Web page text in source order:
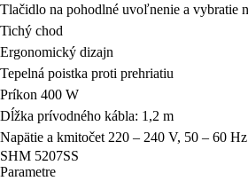
Tlačidlo na pohodlné uvoľnenie a vybratie
Tichý chod
Ergonomický dizajn
Tepelná poistka proti prehriatiu
Príkon 400 W
Dĺžka prívodného kábla: 1,2 m
Napätie a kmitočet 220 – 240 V, 50 – 60 Hz
SHM 5207SS
Parametre